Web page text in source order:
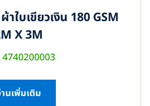
าใบเขียวเงิน 180 GSM
X 3M
4740200003
นเพิ่มเติม